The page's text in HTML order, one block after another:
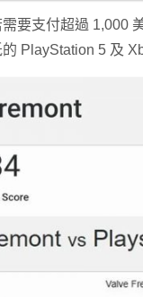
要支付超過 1,000
PlayStation 5 及